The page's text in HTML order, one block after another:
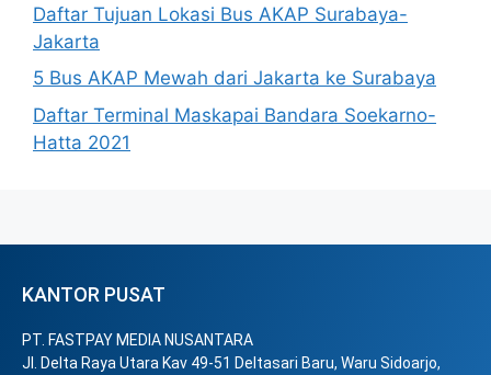
Daftar Tujuan Lokasi Bus AKAP Surabaya-
Jakarta
5 Bus AKAP Mewah dari Jakarta ke Surabaya
Daftar Terminal Maskapai Bandara Soekarno-
Hatta 2021
KANTOR PUSAT
PT. FASTPAY MEDIA NUSANTARA
Jl. Delta Raya Utara Kav 49-51 Deltasari Baru, Waru Sidoarjo,